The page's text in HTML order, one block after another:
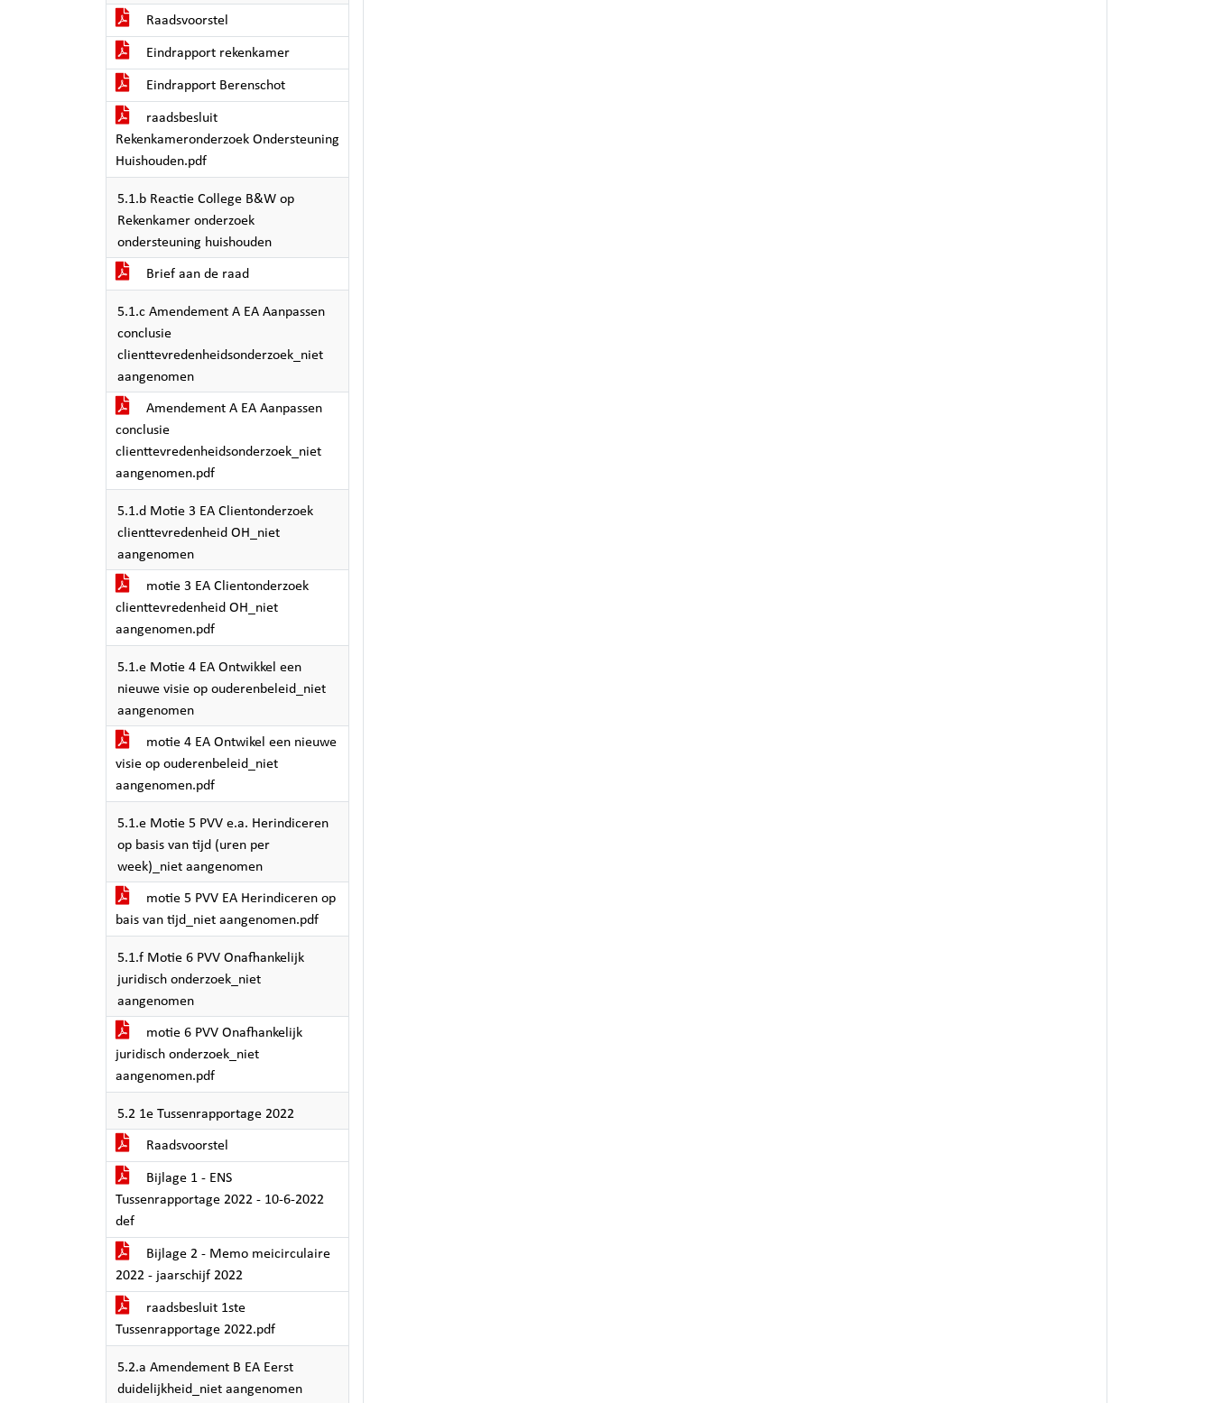
Raadsvoorstel
Eindrapport rekenkamer
Eindrapport Berenschot
raadsbesluit
Rekenkameronderzoek Ondersteuning
Huishouden.pdf
5.1.b Reactie College B&W op
Rekenkamer onderzoek
ondersteuning huishouden
Brief aan de raad
5.1.c Amendement A EA Aanpassen
conclusie
clienttevredenheidsonderzoek_niet
aangenomen
Amendement A EA Aanpassen
conclusie
clienttevredenheidsonderzoek_niet
aangenomen.pdf
5.1.d Motie 3 EA Clientonderzoek
clienttevredenheid OH_niet
aangenomen
motie 3 EA Clientonderzoek
clienttevredenheid OH_niet
aangenomen.pdf
5.1.e Motie 4 EA Ontwikkel een
nieuwe visie op ouderenbeleid_niet
aangenomen
motie 4 EA Ontwikel een nieuwe
visie op ouderenbeleid_niet
aangenomen.pdf
5.1.e Motie 5 PVV e.a. Herindiceren
op basis van tijd (uren per
week)_niet aangenomen
motie 5 PVV EA Herindiceren op
bais van tijd_niet aangenomen.pdf
5.1.f Motie 6 PVV Onafhankelijk
juridisch onderzoek_niet
aangenomen
motie 6 PVV Onafhankelijk
juridisch onderzoek_niet
aangenomen.pdf
5.2 1e Tussenrapportage 2022
Raadsvoorstel
Bijlage 1 - ENS
Tussenrapportage 2022 - 10-6-2022
def
Bijlage 2 - Memo meicirculaire
2022 - jaarschijf 2022
raadsbesluit 1ste
Tussenrapportage 2022.pdf
5.2.a Amendement B EA Eerst
duidelijkheid_niet aangenomen